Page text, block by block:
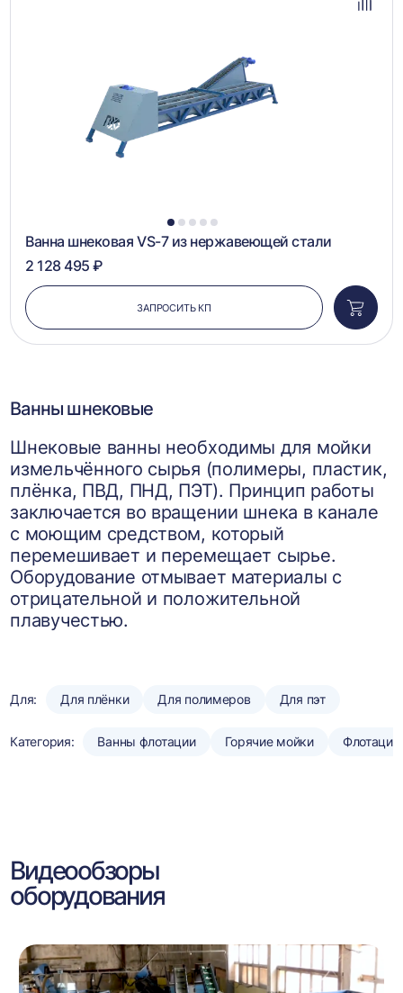
1 2 3 4 5
Ванна шнековая VS-7 из нержавеющей стали
2 128 495 ₽
ЗАПРОСИТЬ КП
в
Ванны шнековые
Шнековые ванны необходимы для мойки
измельчённого сырья (полимеры, пластик,
плёнка, ПВД, ПНД, ПЭТ). Принцип работы
заключается во вращении шнека в канале
с моющим средством, который
перемешивает и перемещает сырье.
Оборудование отмывает материалы с
отрицательной и положительной
плавучестью.
Для: Для плёнки Для полимеров Для пэт
Категория: Ванны флотации Горячие мойки
Видеообзоры
оборудования